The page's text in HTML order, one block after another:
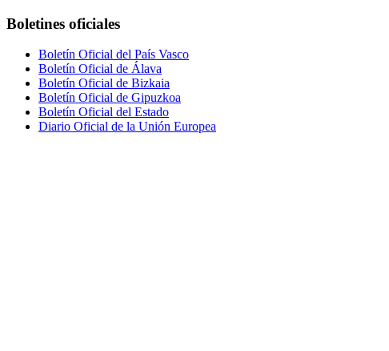
Boletines oficiales
Boletín Oficial del País Vasco
Boletín Oficial de Álava
Boletín Oficial de Bizkaia
Boletín Oficial de Gipuzkoa
Boletín Oficial del Estado
Diario Oficial de la Unión Europea